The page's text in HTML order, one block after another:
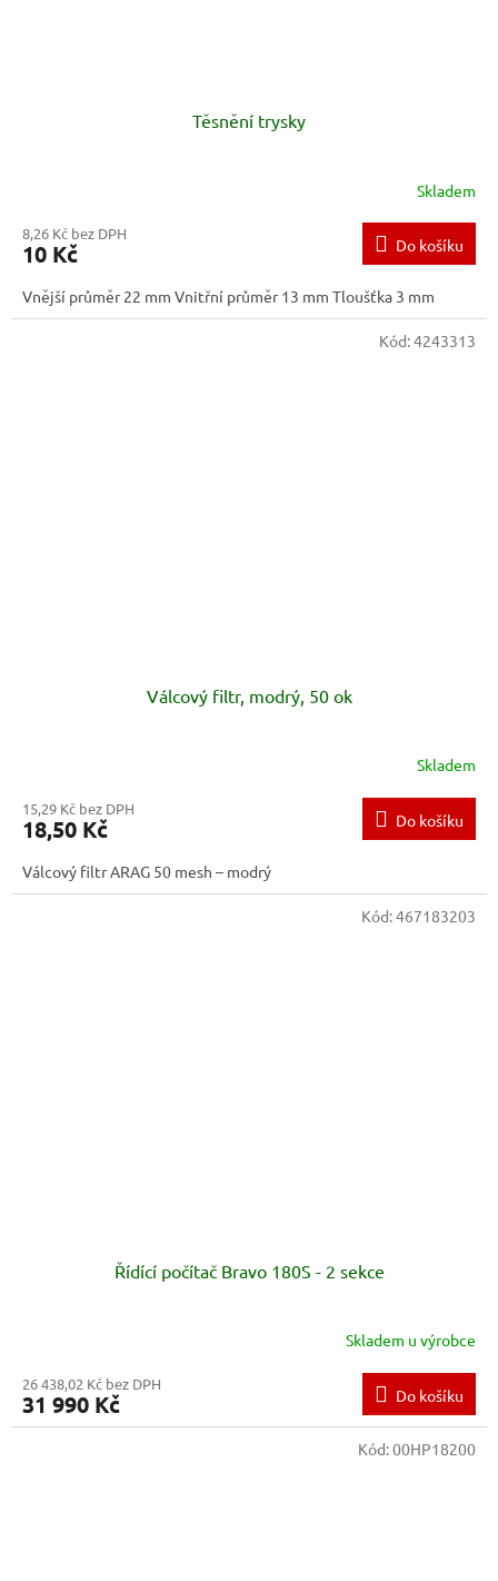
Těsnění trysky
Skladem
8,26 Kč bez DPH
10 Kč Do košíku
Vnější průměr 22 mm Vnitřní průměr 13 mm Tloušťka 3 mm
Válcový filtr, modrý, 50 ok
Skladem
15,29 Kč bez DPH
18,50 Kč Do košíku
Válcový filtr ARAG 50 mesh – modrý
Kód:4243313
Řídící počítač Bravo 180S - 2 sekce
Skladem u výrobce
26 438,02 Kč bez DPH
31 990 Kč Do košíku
Kód:467183203
Kód:00HP18200